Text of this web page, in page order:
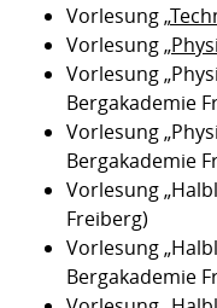
Vorlesung „
Vorlesung „
Vorlesung
Bergakademie
Vorlesung
Bergakademie
Vorlesung
Freiberg)
Vorlesung
Bergakademie